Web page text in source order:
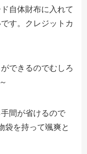
自体財布に入れて
す。クレジットカ
できるのでむしろ
間が省けるので
袋を持って颯爽と